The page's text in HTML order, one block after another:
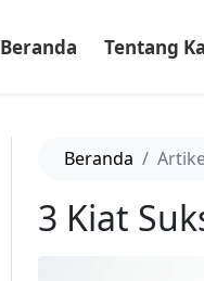
Beranda Tentang
Beranda
3 Kiat